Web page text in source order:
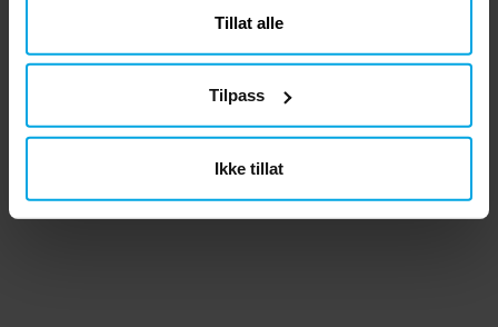
Tillat alle
Tilpass
Ikke tillat